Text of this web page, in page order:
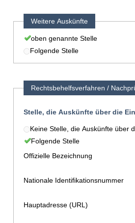
Weitere Auskünfte
oben genannte Stelle
Folgende Stelle
Rechtsbehelfsverfahren /
Stelle, die Auskünfte über die
Keine Stelle, die Auskünfte über
Folgende Stelle
Offizielle Bezeichnung
Nationale Identifikationsnummer
Hauptadresse (URL)